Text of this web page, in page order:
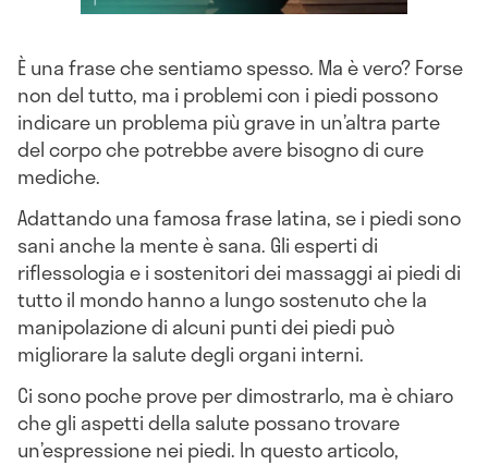
È una frase che sentiamo spesso. Ma è vero? Forse
non del tutto, ma i problemi con i piedi possono
indicare un problema più grave in un’altra parte
del corpo che potrebbe avere bisogno di cure
mediche.
Adattando una famosa frase latina, se i piedi sono
sani anche la mente è sana. Gli esperti di
riflessologia e i sostenitori dei massaggi ai piedi di
tutto il mondo hanno a lungo sostenuto che la
manipolazione di alcuni punti dei piedi può
migliorare la salute degli organi interni.
Ci sono poche prove per dimostrarlo, ma è chiaro
che gli aspetti della salute possano trovare
un’espressione nei piedi. In questo articolo,